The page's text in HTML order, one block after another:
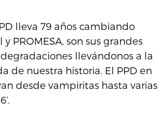
lleva 79 años cambiando
PROMESA, son sus grandes
llevándonos a la
de nuestra historia. El PPD en
desde vampiritas hasta varias